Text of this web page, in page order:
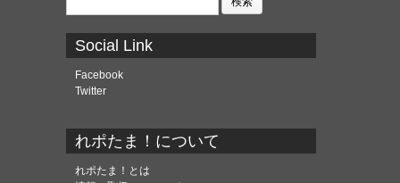
Social Link
Facebook
Twitter
れポたま！について
れポたま！とは